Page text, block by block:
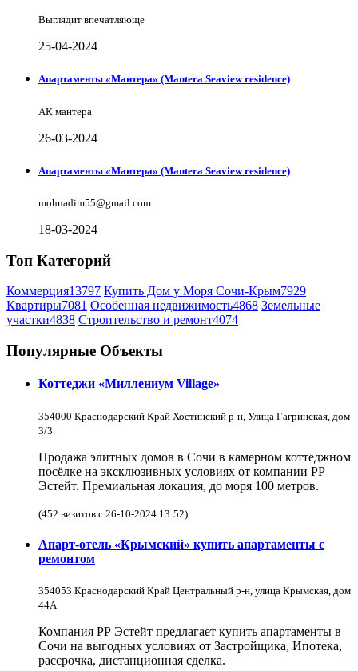
Выглядит впечатляюще
25-04-2024
Апартаменты «Мантера» (Mantera Seaview rеsidence)
АК мантера
26-03-2024
Апартаменты «Мантера» (Mantera Seaview rеsidence)
mohnadim55@gmail.com
18-03-2024
Топ Категорий
Коммерция13797 Купить Дом у Моря Сочи-Крым7929
Квартиры7081 Особенная недвижимость4868 Земельные
участки4838 Строительство и ремонт4074
Популярные Объекты
Коттеджи «Миллениум Village»
354000 Краснодарский Край Хостинский р-н, Улица Гагринская, дом
3/3
Продажа элитных домов в Сочи в камерном коттеджном
посёлке на эксклюзивных условиях от компании РР
Эстейт. Премиальная локация, до моря 100 метров.
(452 визитов с 26-10-2024 13:52)
Апарт-отель «Крымский» купить апартаменты с
ремонтом
354053 Краснодарский Край Центральный р-н, улица Крымская, дом
44А
Компания РР Эстейт предлагает купить апартаменты в
Сочи на выгодных условиях от Застройщика, Ипотека,
рассрочка, дистанционная сделка.